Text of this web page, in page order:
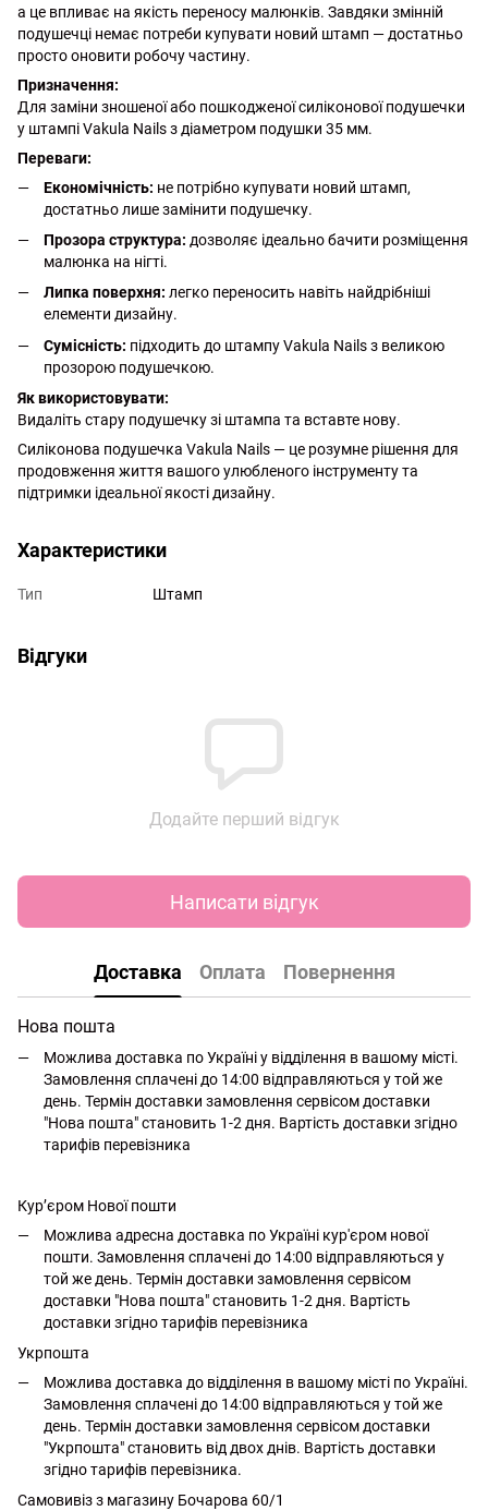
а це впливає на якість переносу малюнків. Завдяки змінній
подушечці немає потреби купувати новий штамп — достатньо
просто оновити робочу частину.
Призначення:
Для заміни зношеної або пошкодженої силіконової подушечки
у штампі Vakula Nails з діаметром подушки 35 мм.
Переваги:
Економічність: не потрібно купувати новий штамп,
достатньо лише замінити подушечку.
Прозора структура: дозволяє ідеально бачити розміщення
малюнка на нігті.
Липка поверхня: легко переносить навіть найдрібніші
елементи дизайну.
Сумісність: підходить до штампу Vakula Nails з великою
прозорою подушечкою.
Як використовувати:
Видаліть стару подушечку зі штампа та вставте нову.
Силіконова подушечка Vakula Nails — це розумне рішення для
продовження життя вашого улюбленого інструменту та
підтримки ідеальної якості дизайну.
Характеристики
Тип Штамп
Відгуки
Додайте перший відгук
Написати відгук
Доставка Оплата Повернення
Нова пошта
Можлива доставка по Україні у відділення в вашому місті.
Замовлення сплачені до 14:00 відправляються у той же
день. Термін доставки замовлення сервісом доставки
"Нова пошта" становить 1-2 дня. Вартість доставки згідно
тарифів перевізника
Кур’єром Нової пошти
Можлива адресна доставка по Україні кур'єром нової
пошти. Замовлення сплачені до 14:00 відправляються у
той же день. Термін доставки замовлення сервісом
доставки "Нова пошта" становить 1-2 дня. Вартість
доставки згідно тарифів перевізника
Укрпошта
Можлива доставка до відділення в вашому місті по Україні.
Замовлення сплачені до 14:00 відправляються у той же
день. Термін доставки замовлення сервісом доставки
"Укрпошта" становить від двох днів. Вартість доставки
згідно тарифів перевізника.
Самовивіз з магазину Бочарова 60/1